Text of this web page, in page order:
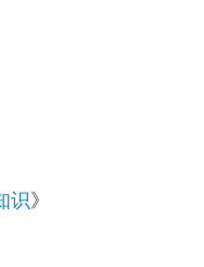
识》